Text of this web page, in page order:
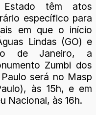
têm atos
específico para
em que o início
Lindas (GO) e
de Janeiro, a
Zumbi dos
será no Masp
às 15h, e em
Nacional, às 16h.